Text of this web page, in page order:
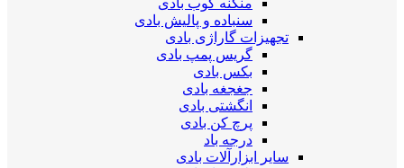
منگنه کوب بادی
سنباده و پالیش بادی
تجهیزات گاراژی بادی
گریس پمپ بادی
بکس بادی
جغجغه بادی
انگشتی بادی
پرچ کن بادی
درجه باد
سایر ابزارآلات بادی